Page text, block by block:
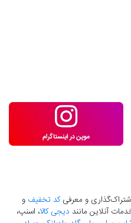
و معرفیکد تخفیف و
آنلاین مانند دیجی کالا، اسنپ،